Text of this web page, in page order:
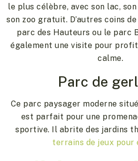
le plus célèbre, avec son lac,
son zoo gratuit. D’autres coins
parc des Hauteurs ou le parc
également une visite pour
calme.
Parc de
Ce parc paysager moderne
est parfait pour une
sportive. Il abrite des jardins
terrains de jeux pour